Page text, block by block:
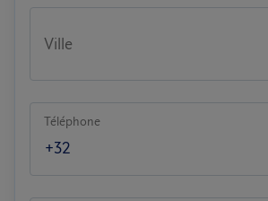
Ville
Téléphone